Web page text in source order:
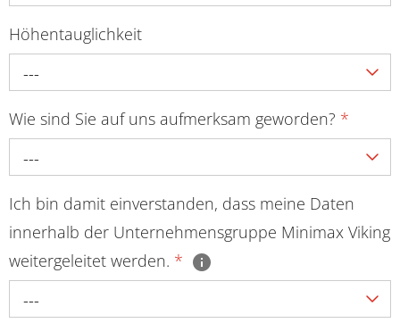
Höhentauglichkeit
---
Wie sind Sie auf uns aufmerksam geworden? *
---
Ich bin damit einverstanden, dass meine Daten
innerhalb der Unternehmensgruppe Minimax Viking
weitergeleitet werden. *
---